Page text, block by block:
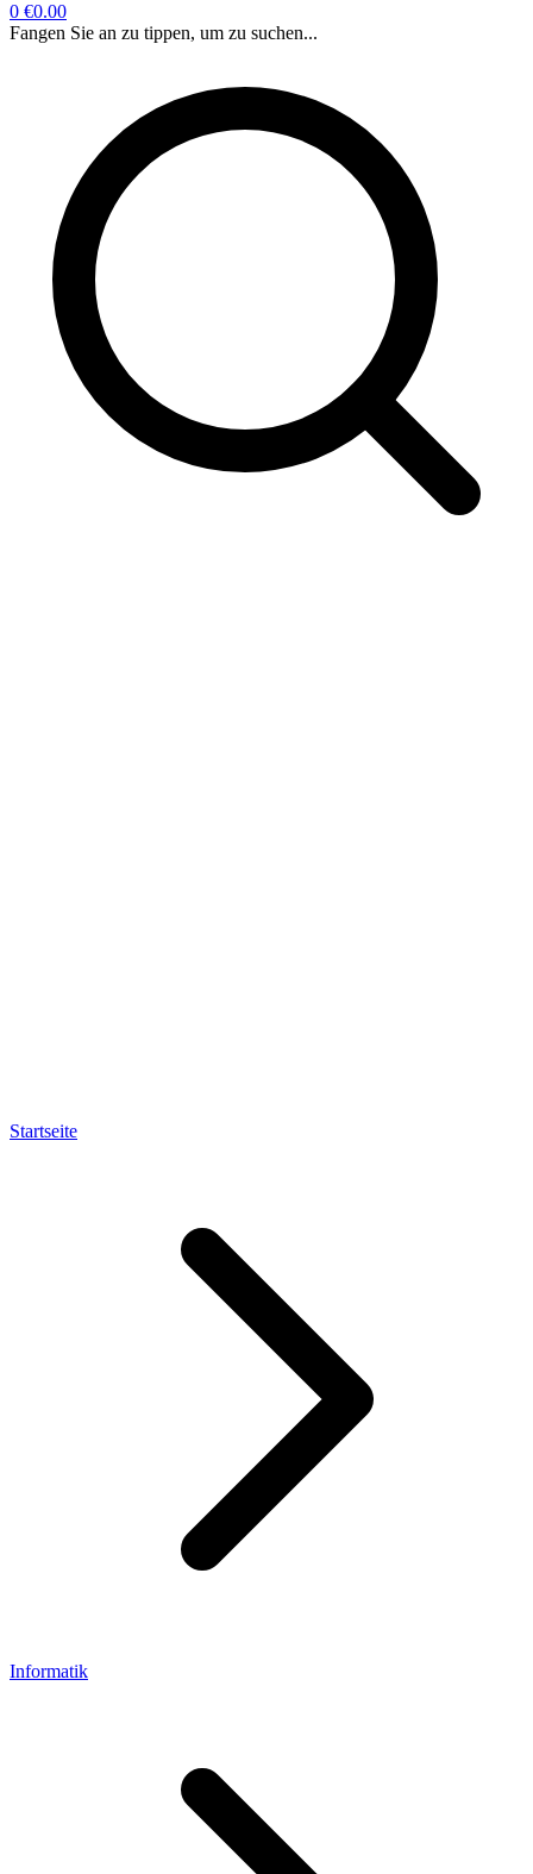
0 €0.00
Fangen Sie an zu tippen, um zu suchen...
Startseite
Informatik